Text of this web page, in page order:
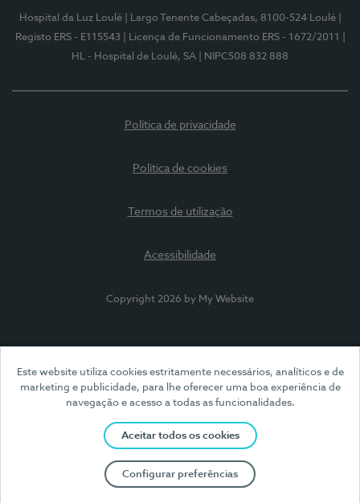
Este website utiliza cookies estritamente necessários, analíticos e de
marketing e publicidade, para lhe oferecer uma boa experiência de
navegação e acesso a todas as funcionalidades.
Aceitar todos os cookies
Configurar preferências
Hospital da Luz Loulé | Largo Tenente Cabeçadas, 8100-524 Loulé
Registo ERS - E115543
| Licença de Funcionamento ERS - 1672/2011
HL - Hospital de Loulé, SA
| NIPC508 832 888
Política de privacidade
Política de cookies
Termos de utilização
Acessibilidade
Copyright 2026 by My Website